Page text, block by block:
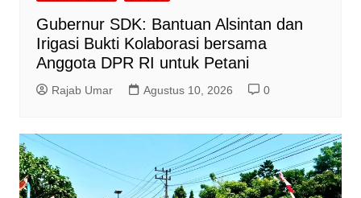
Gubernur SDK: Bantuan Alsintan dan
Irigasi Bukti Kolaborasi bersama
Anggota DPR RI untuk Petani
Rajab Umar Agustus 10, 2026 0